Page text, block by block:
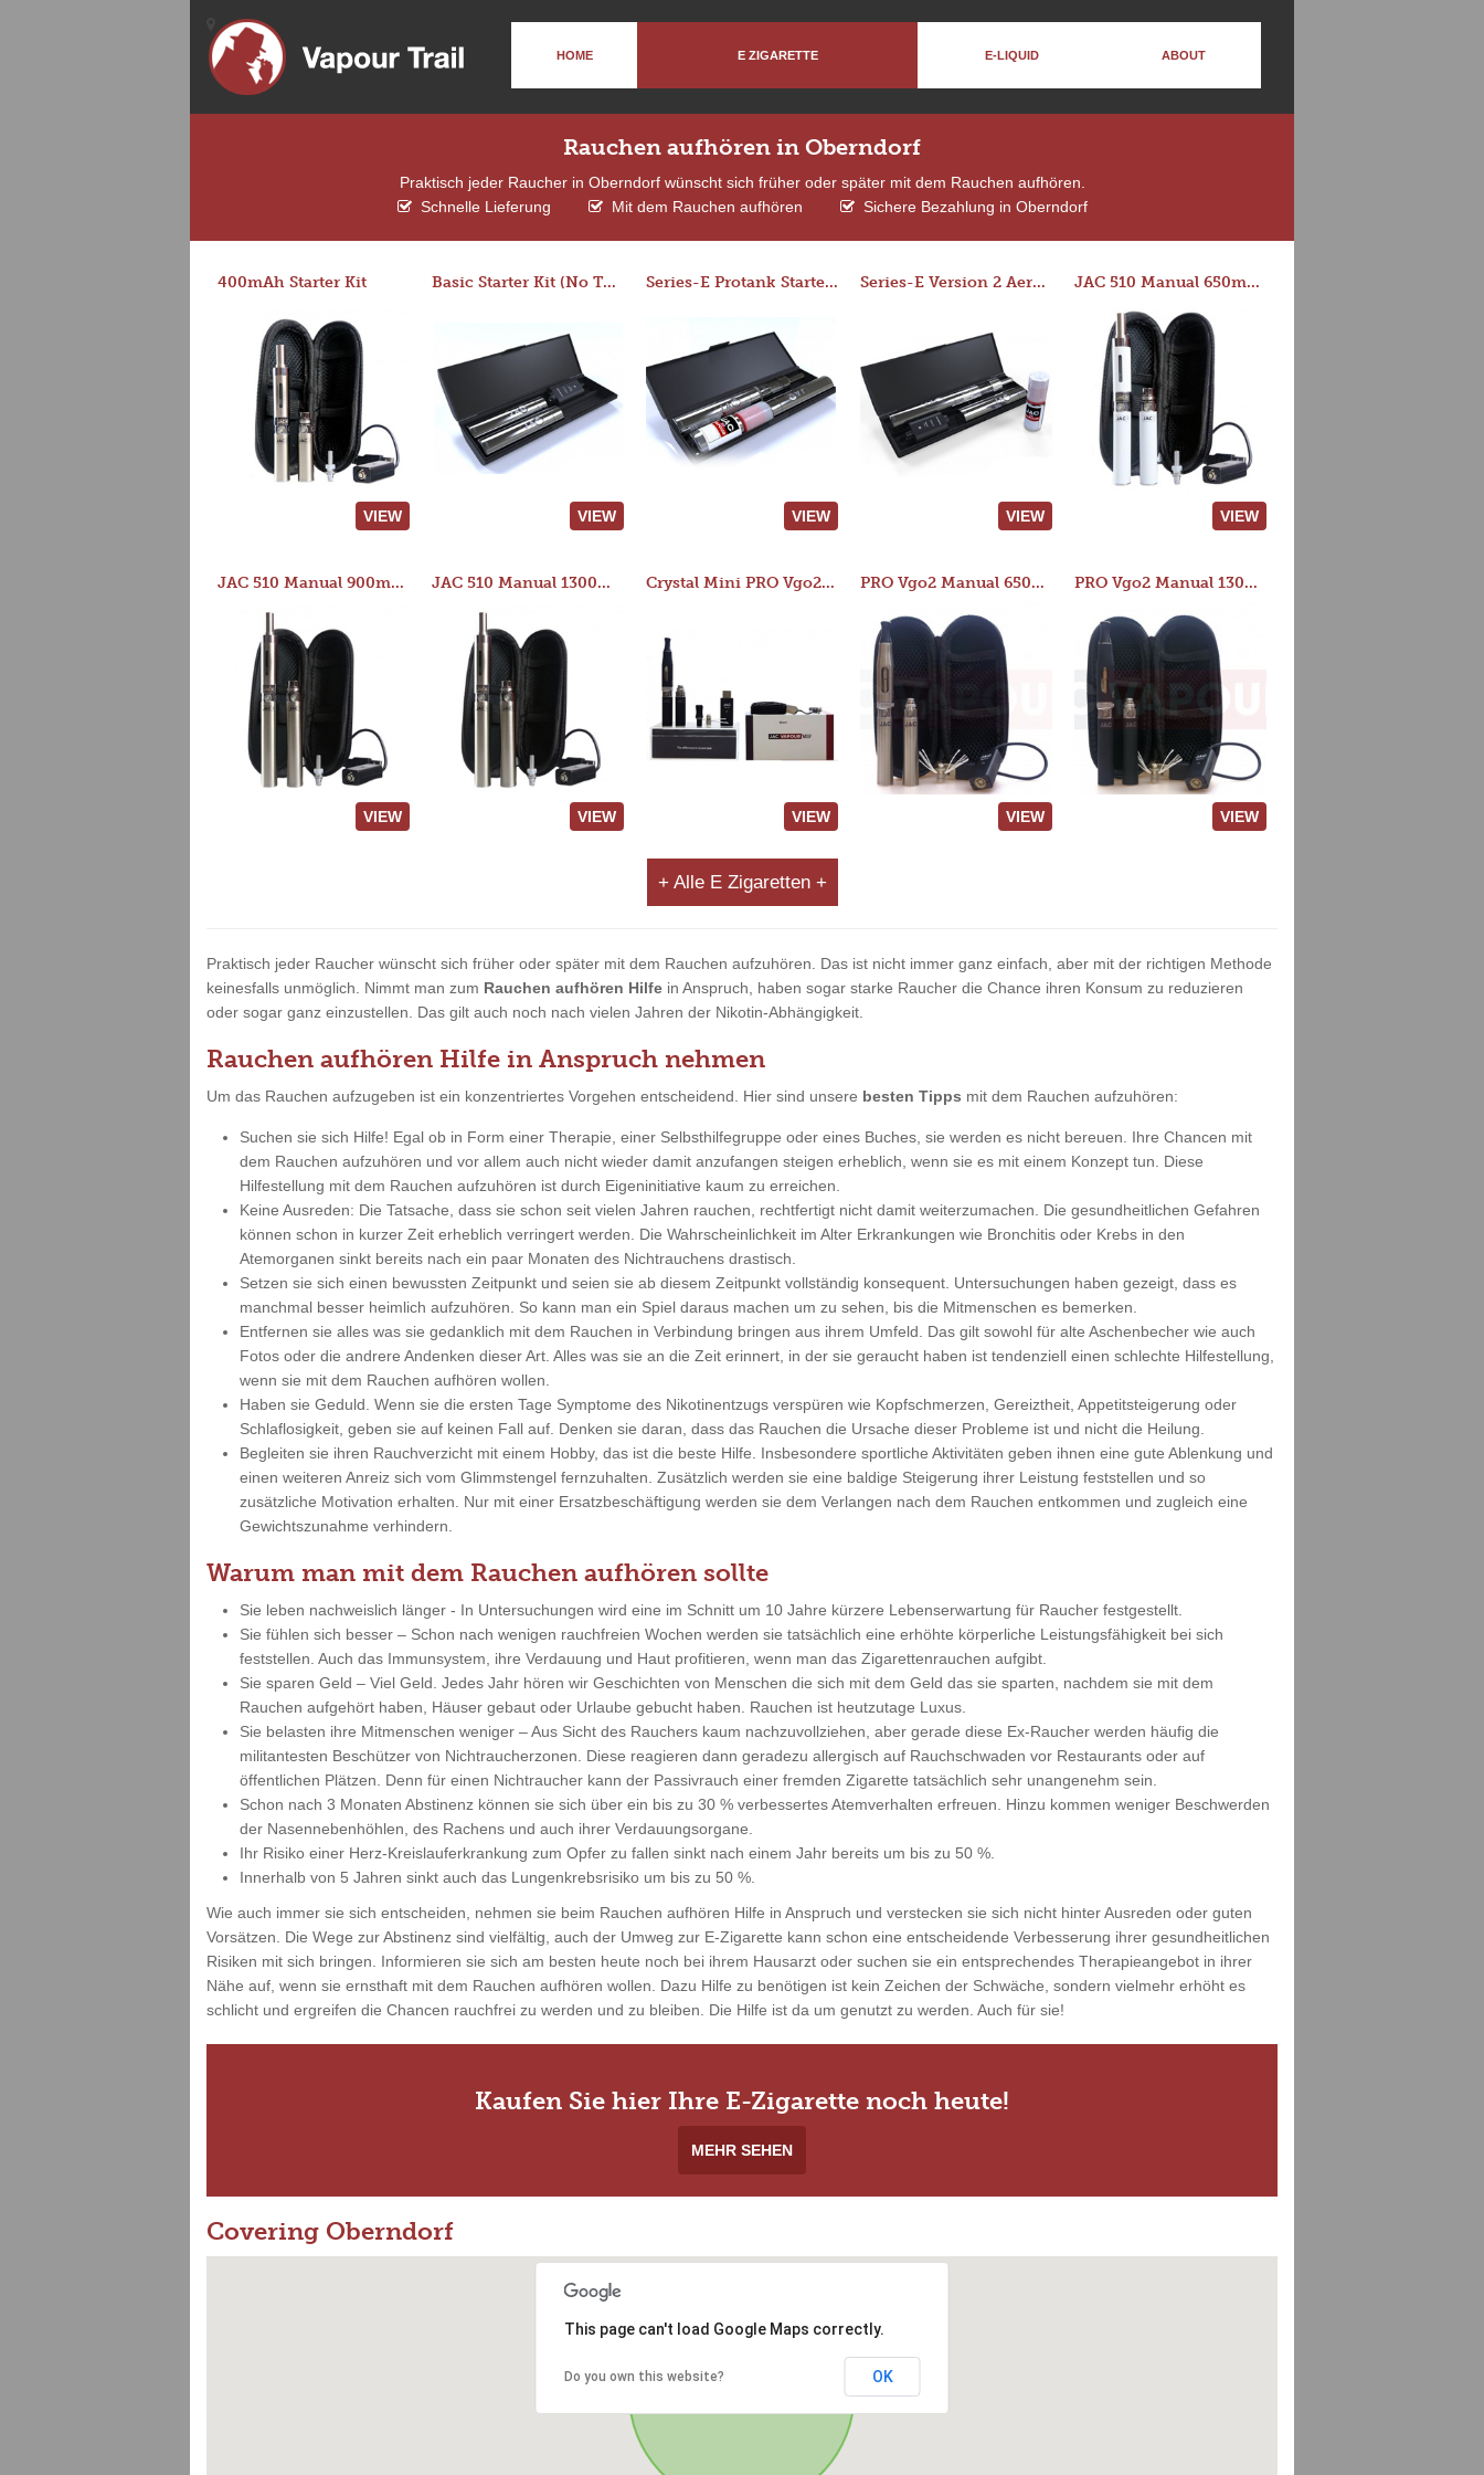
HOME E ZIGARETTE E-LIQUID ABOUT
Rauchen aufhören in Oberndorf
Praktisch jeder Raucher in Oberndorf wünscht sich früher oder später mit dem Rauchen aufhören.
Schnelle Lieferung
Mit dem Rauchen aufhören Sichere Bezahlung in Oberndorf
400mAh Starter Kit
VIEW
Basic Starter Kit (No Tank)
VIEW
Series-E Protank Starter Kit
VIEW
Series-E Version 2 Aero Tank Starter Kit
VIEW
JAC 510 Manual 650mAh Starter Kit
VIEW
JAC 510 Manual 900mAh Starter Kit
VIEW
JAC 510 Manual 1300mAh Starter Kit
VIEW
Crystal Mini PRO Vgo2 Manual 400mAh Kit
VIEW
PRO Vgo2 Manual 650mAh Kit
VIEW
PRO Vgo2 Manual 1300mAh Kit
VIEW
+ Alle E Zigaretten +
Praktisch jeder Raucher wünscht sich früher oder später mit dem Rauchen aufzuhören. Das ist nicht immer ganz einfach, aber mit der richtigen Methode
keinesfalls unmöglich. Nimmt man zum Rauchen aufhören Hilfe in Anspruch, haben sogar starke Raucher die Chance ihren Konsum zu reduzieren
oder sogar ganz einzustellen. Das gilt auch noch nach vielen Jahren der Nikotin-Abhängigkeit.
Rauchen aufhören Hilfe in Anspruch nehmen
Um das Rauchen aufzugeben ist ein konzentriertes Vorgehen entscheidend. Hier sind unsere besten Tipps mit dem Rauchen aufzuhören:
Suchen sie sich Hilfe! Egal ob in Form einer Therapie, einer Selbsthilfegruppe oder eines Buches, sie werden es nicht bereuen. Ihre Chancen mit
dem Rauchen aufzuhören und vor allem auch nicht wieder damit anzufangen steigen erheblich, wenn sie es mit einem Konzept tun. Diese
Hilfestellung mit dem Rauchen aufzuhören ist durch Eigeninitiative kaum zu erreichen.
Keine Ausreden: Die Tatsache, dass sie schon seit vielen Jahren rauchen, rechtfertigt nicht damit weiterzumachen. Die gesundheitlichen Gefahren
können schon in kurzer Zeit erheblich verringert werden. Die Wahrscheinlichkeit im Alter Erkrankungen wie Bronchitis oder Krebs in den
Atemorganen sinkt bereits nach ein paar Monaten des Nichtrauchens drastisch.
Setzen sie sich einen bewussten Zeitpunkt und seien sie ab diesem Zeitpunkt vollständig konsequent. Untersuchungen haben gezeigt, dass es
manchmal besser heimlich aufzuhören. So kann man ein Spiel daraus machen um zu sehen, bis die Mitmenschen es bemerken.
Entfernen sie alles was sie gedanklich mit dem Rauchen in Verbindung bringen aus ihrem Umfeld. Das gilt sowohl für alte Aschenbecher wie auch
Fotos oder die andrere Andenken dieser Art. Alles was sie an die Zeit erinnert, in der sie geraucht haben ist tendenziell einen schlechte Hilfestellung,
wenn sie mit dem Rauchen aufhören wollen.
Haben sie Geduld. Wenn sie die ersten Tage Symptome des Nikotinentzugs verspüren wie Kopfschmerzen, Gereiztheit, Appetitsteigerung oder
Schlaflosigkeit, geben sie auf keinen Fall auf. Denken sie daran, dass das Rauchen die Ursache dieser Probleme ist und nicht die Heilung.
Begleiten sie ihren Rauchverzicht mit einem Hobby, das ist die beste Hilfe. Insbesondere sportliche Aktivitäten geben ihnen eine gute Ablenkung und
einen weiteren Anreiz sich vom Glimmstengel fernzuhalten. Zusätzlich werden sie eine baldige Steigerung ihrer Leistung feststellen und so
zusätzliche Motivation erhalten. Nur mit einer Ersatzbeschäftigung werden sie dem Verlangen nach dem Rauchen entkommen und zugleich eine
Gewichtszunahme verhindern.
Warum man mit dem Rauchen aufhören sollte
Sie leben nachweislich länger - In Untersuchungen wird eine im Schnitt um 10 Jahre kürzere Lebenserwartung für Raucher festgestellt.
Sie fühlen sich besser – Schon nach wenigen rauchfreien Wochen werden sie tatsächlich eine erhöhte körperliche Leistungsfähigkeit bei sich
feststellen. Auch das Immunsystem, ihre Verdauung und Haut profitieren, wenn man das Zigarettenrauchen aufgibt.
Sie sparen Geld – Viel Geld. Jedes Jahr hören wir Geschichten von Menschen die sich mit dem Geld das sie sparten, nachdem sie mit dem
Rauchen aufgehört haben, Häuser gebaut oder Urlaube gebucht haben. Rauchen ist heutzutage Luxus.
Sie belasten ihre Mitmenschen weniger – Aus Sicht des Rauchers kaum nachzuvollziehen, aber gerade diese Ex-Raucher werden häufig die
militantesten Beschützer von Nichtraucherzonen. Diese reagieren dann geradezu allergisch auf Rauchschwaden vor Restaurants oder auf
öffentlichen Plätzen. Denn für einen Nichtraucher kann der Passivrauch einer fremden Zigarette tatsächlich sehr unangenehm sein.
Schon nach 3 Monaten Abstinenz können sie sich über ein bis zu 30 % verbessertes Atemverhalten erfreuen. Hinzu kommen weniger Beschwerden
der Nasennebenhöhlen, des Rachens und auch ihrer Verdauungsorgane.
Ihr Risiko einer Herz-Kreislauferkrankung zum Opfer zu fallen sinkt nach einem Jahr bereits um bis zu 50 %.
Innerhalb von 5 Jahren sinkt auch das Lungenkrebsrisiko um bis zu 50 %.
Wie auch immer sie sich entscheiden, nehmen sie beim Rauchen aufhören Hilfe in Anspruch und verstecken sie sich nicht hinter Ausreden oder guten
Vorsätzen. Die Wege zur Abstinenz sind vielfältig, auch der Umweg zur E-Zigarette kann schon eine entscheidende Verbesserung ihrer gesundheitlichen
Risiken mit sich bringen. Informieren sie sich am besten heute noch bei ihrem Hausarzt oder suchen sie ein entsprechendes Therapieangebot in ihrer
Nähe auf, wenn sie ernsthaft mit dem Rauchen aufhören wollen. Dazu Hilfe zu benötigen ist kein Zeichen der Schwäche, sondern vielmehr erhöht es
schlicht und ergreifen die Chancen rauchfrei zu werden und zu bleiben. Die Hilfe ist da um genutzt zu werden. Auch für sie!
Kaufen Sie hier Ihre E-Zigarette noch heute!
MEHR SEHEN
Covering Oberndorf
This page can't load Google Maps correctly.
Do you own this website? OK